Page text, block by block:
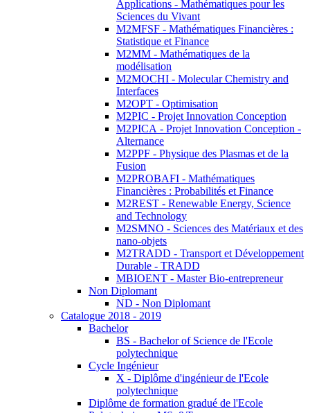
Applications - Mathématiques pour les
Sciences du Vivant
M2MFSF - Mathématiques Financières :
Statistique et Finance
M2MM - Mathématiques de la
modélisation
M2MOCHI - Molecular Chemistry and
Interfaces
M2OPT - Optimisation
M2PIC - Projet Innovation Conception
M2PICA - Projet Innovation Conception -
Alternance
M2PPF - Physique des Plasmas et de la
Fusion
M2PROBAFI - Mathématiques
Financières : Probabilités et Finance
M2REST - Renewable Energy, Science
and Technology
M2SMNO - Sciences des Matériaux et des
nano-objets
M2TRADD - Transport et Développement
Durable - TRADD
MBIOENT - Master Bio-entrepreneur
Non Diplomant
ND - Non Diplomant
Catalogue 2018 - 2019
Bachelor
BS - Bachelor of Science de l'Ecole
polytechnique
Cycle Ingénieur
X - Diplôme d'ingénieur de l'Ecole
polytechnique
Diplôme de formation gradué de l'Ecole